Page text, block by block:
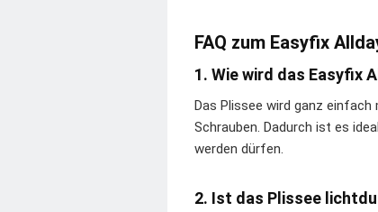
FAQ zum Easyfix
1. Wie wird das Easyfix
Das Plissee wird ganz
Schrauben. Dadurch ist es
werden dürfen.
2. Ist das Plissee